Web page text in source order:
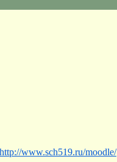
http://www.sch519.ru/moodle/